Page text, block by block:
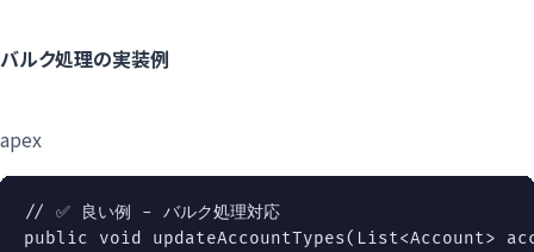
バルク処理の実装例
apex
// ✅ 良い例 - バルク処理対応
public
void updateAccountTypes( List<Account>